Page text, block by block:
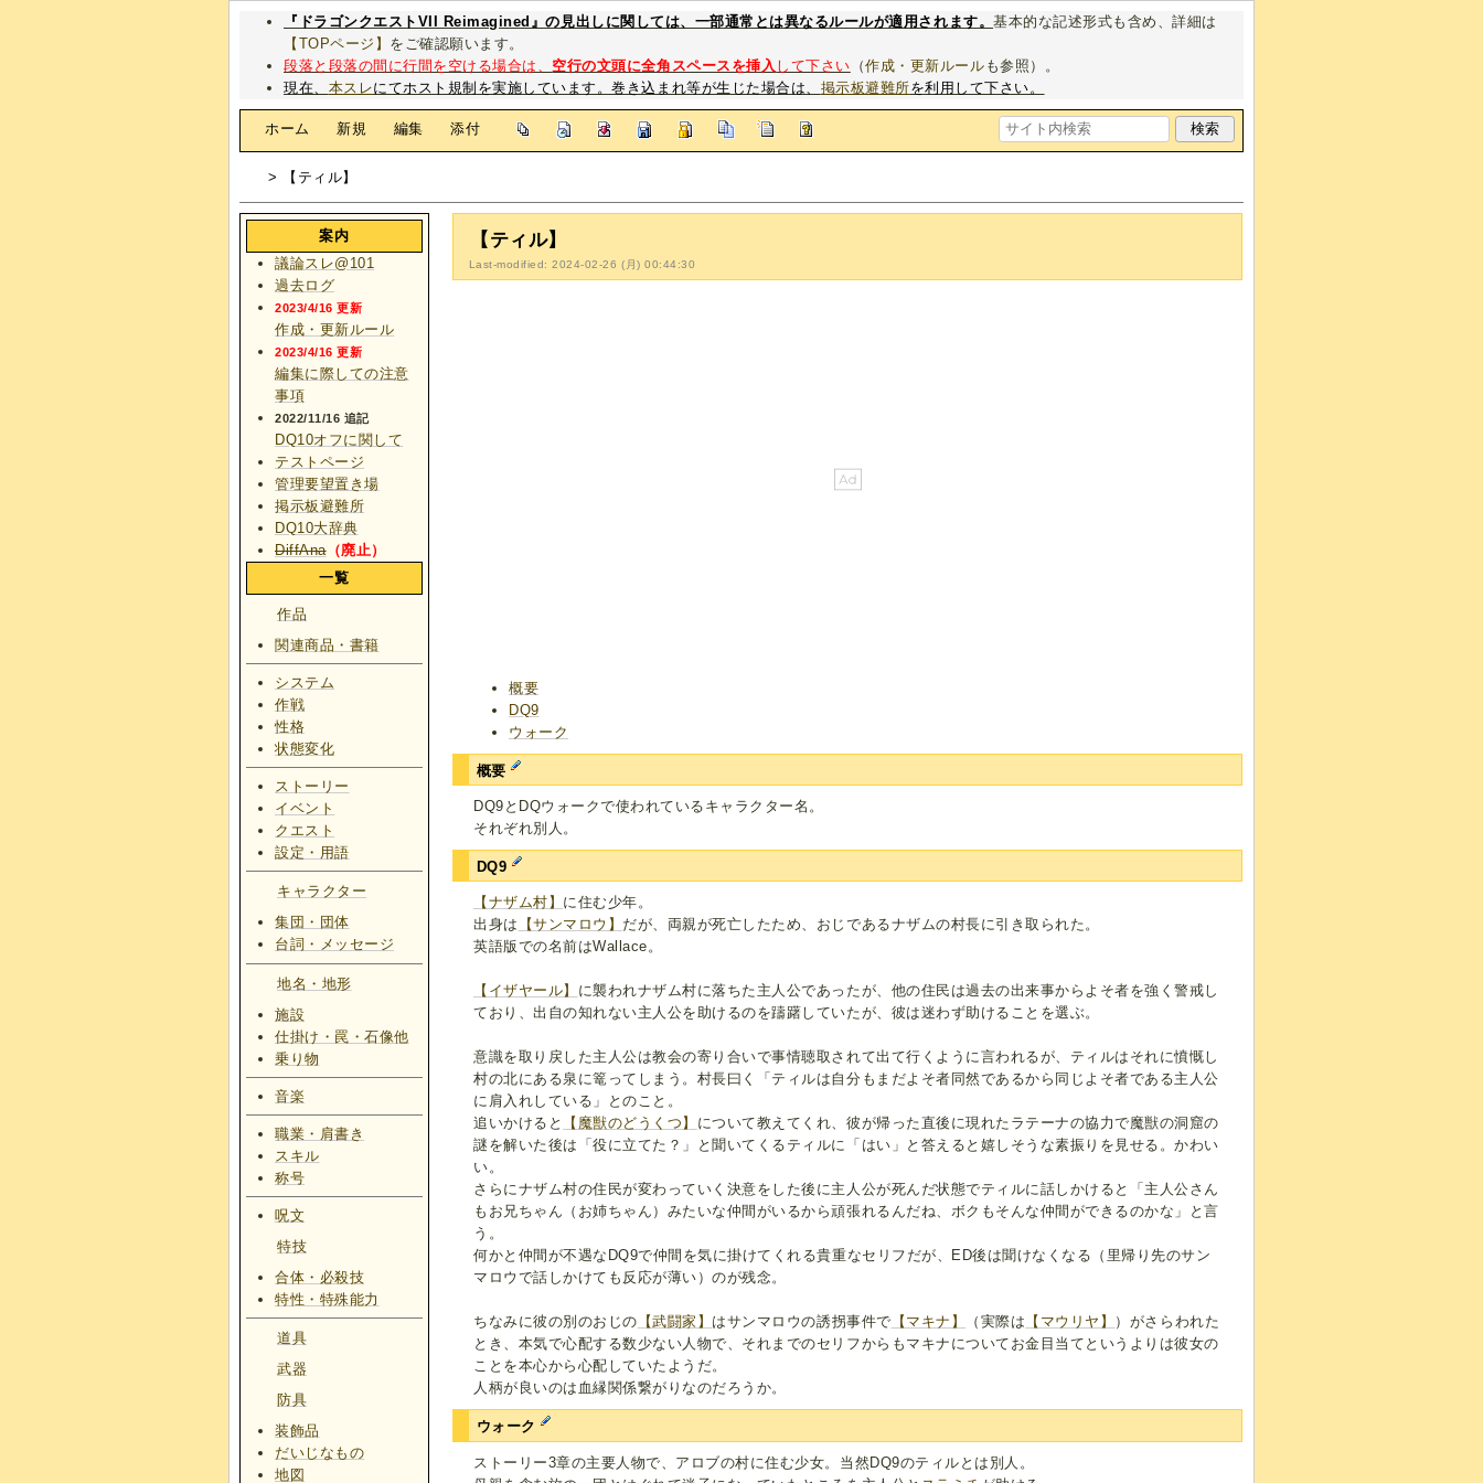
『ドラゴンクエストVII Reimagined』の見出しに関しては、一部通常とは異なるルールが適用されます。基本的な記述形式も含め、詳細は
【TOPページ】 をご確認願います。
段落と段落の間に行間を空ける場合は、 空行の文頭に全角スペースを挿入 して下さい （作成・更新ルール も参照）。
現在、 本スレにてホスト規制を実施しています。巻き込まれ等が生じた場合は、 掲示板避難所を利用して下さい。
ホーム 新規 編集 添付
> 【ティル】
【ティル】
Last-modified: 2024-02-26 (月) 00:44:30
概要
DQ9
ウォーク
概要
DQ9とDQウォークで使われているキャラクター名。
それぞれ別人。
DQ9
【ナザム村】 に住む少年。
出身は
【サンマロウ】 だが、両親が死亡したため、おじであるナザムの村長に引き取られた。
英語版での名前はWallace。
【イザヤール】 に襲われナザム村に落ちた主人公であったが、他の住民は過去の出来事からよそ者を強く警戒し
ており、出自の知れない主人公を助けるのを躊躇していたが、彼は迷わず助けることを選ぶ。
意識を取り戻した主人公は教会の寄り合いで事情聴取されて出て行くように言われるが、ティルはそれに憤慨し
村の北にある泉に篭ってしまう。村長曰く「ティルは自分もまだよそ者同然であるから同じよそ者である主人公
に肩入れしている」とのこと。
追いかけると
【魔獣のどうくつ】 について教えてくれ、彼が帰った直後に現れたラテーナの協力で魔獣の洞窟の
謎を解いた後は「役に立てた？」と聞いてくるティルに「はい」と答えると嬉しそうな素振りを見せる。かわい
い。
さらにナザム村の住民が変わっていく決意をした後に主人公が死んだ状態でティルに話しかけると「主人公さん
もお兄ちゃん（お姉ちゃん）みたいな仲間がいるから頑張れるんだね、ボクもそんな仲間ができるのかな」と言
う。
何かと仲間が不遇なDQ9で仲間を気に掛けてくれる貴重なセリフだが、ED後は聞けなくなる（里帰り先のサン
マロウで話しかけても反応が薄い）のが残念。
ちなみに彼の別のおじの 【武闘家】 はサンマロウの誘拐事件で 【マキナ】 （実際は 【マウリヤ】
）がさらわれた
とき、本気で心配する数少ない人物で、それまでのセリフからもマキナについてお金目当てというよりは彼女の
ことを本心から心配していたようだ。
人柄が良いのは血縁関係繋がりなのだろうか。
ウォーク
ストーリー3章の主要人物で、アロブの村に住む少女。当然DQ9のティルとは別人。
案内
議論スレ@101
過去ログ
2023/4/16 更新
作成・更新ルール
2023/4/16 更新
編集に際しての注意
事項
2022/11/16 追記
DQ10オフに関して
テストページ
管理要望置き場
掲示板避難所
DQ10大辞典
DiffAna（廃止）
一覧
作品
関連商品・書籍
システム
作戦
性格
状態変化
ストーリー
イベント
クエスト
設定・用語
キャラクター
集団・団体
台詞・メッセージ
地名・地形
施設
仕掛け・罠・石像他
乗り物
音楽
職業・肩書き
スキル
称号
呪文
特技
合体・必殺技
特性・特殊能力
道具
武器
防具
装飾品
だいじなもの
地図